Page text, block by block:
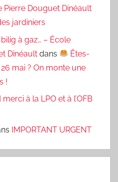
Douguet Dinéault
jardiniers
à gaz… – École
Dinéault dans
Êtes-
mai ? On monte une
!
à la LPO et à l’OFB
IMPORTANT URGENT